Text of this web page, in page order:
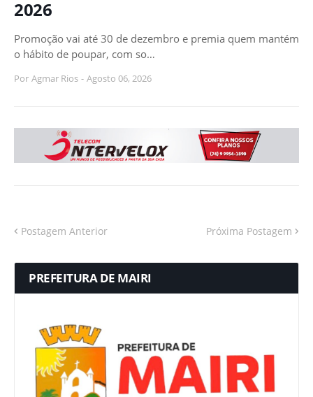
2026
Promoção vai até 30 de dezembro e premia quem mantém
o hábito de poupar, com so…
Por Agmar Rios - Agosto 06, 2026
Postagem Anterior Próxima Postagem
PREFEITURA DE MAIRI